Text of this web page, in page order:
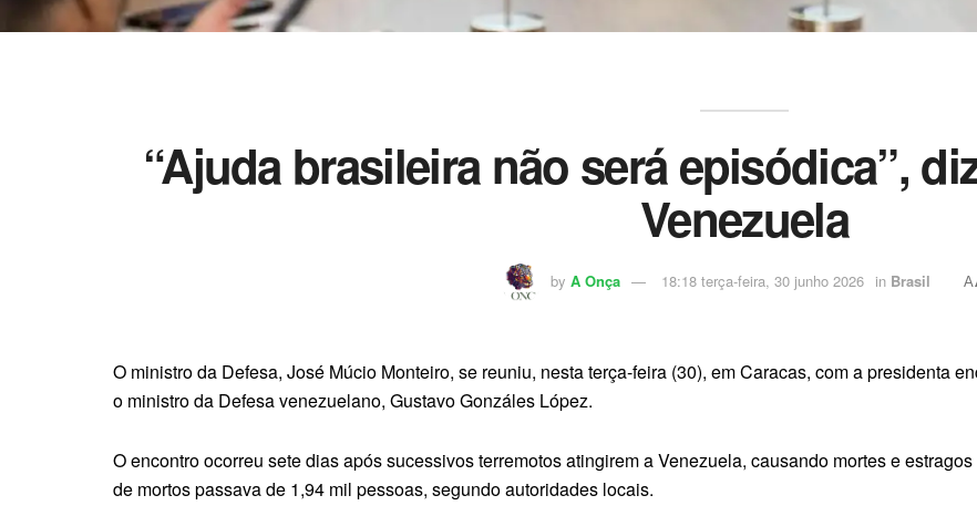
“Ajuda brasileira não será episódica”,
Venezuela
by A Onça 18:18 terça-feira, 30 junho 2026 in Brasil A
O ministro da Defesa, José Múcio Monteiro, se reuniu, nesta terça-feira (30), em Caracas, com a presidenta
o ministro da Defesa venezuelano, Gustavo Gonzáles López.
O encontro ocorreu sete dias após sucessivos terremotos atingirem a Venezuela, causando mortes e
de mortos passava de 1,94 mil pessoas, segundo autoridades locais.